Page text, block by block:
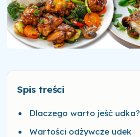
Spis treści
Dlaczego warto jeść udka?
Wartości odżywcze udek